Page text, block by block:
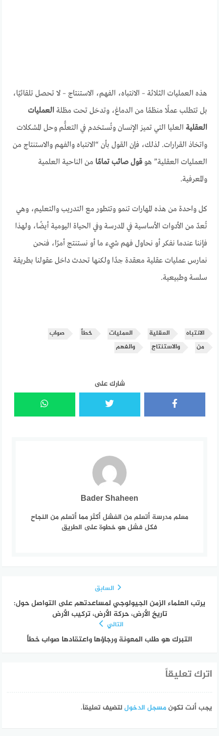
هذه العمليات الثلاثة – الانتباه، الفهم، الاستنتاج – لا تحصل تلقائيًا،
بل تتطلب عملًا منظمًا من الدماغ، وتدخل تحت مظلةالعمليات
العقلية العليا التي تميز الإنسان وتُستخدم في التعلُّم وحل المشكلات
واتخاذ القرارات. لذلك، فإن القول بأن “الانتباه والفهم والاستنتاج من
العمليات العقلية” هوقول صائب تمامًا من الناحية العلمية
والمعرفية.
كل واحدة من هذه المهارات تنمو وتتطور مع التدريب والتعليم، وهي
تُعدّ من الأدوات الأساسية في المدرسة وفي الحياة اليومية أيضًا، ولهذا
فإننا عندما نفكر أو نحاول فهم شيء ما أو نستنتج أمرًا، فنحن
نمارس عمليات عقلية معقدة جدًا ولكنها تحدث داخل عقولنا بطريقة
سلسة وطبيعية.
الانتباه العقلية العمليات خطأ
صواب
من
والاستنتاج والفهم
شارك على
Bader Shaheen
معلم مدرسة أتعلم من الفشل أكثر مما أتعلم من النجاح
فكل فشل هو خطوة على الطريق
السابق
يرتب العلماء الزمن الجيولوجي لمساعدتهم على التواصل حول:
تاريخ الأرض، حركة الأرض، تركيب الأرض
التالي
التبرك هو طلب المعونة ورجاؤها واعتقادها صواب خطأ
اترك تعليقاً
يجب أنت تكونمسجل الدخوللتضيف تعليقاً.